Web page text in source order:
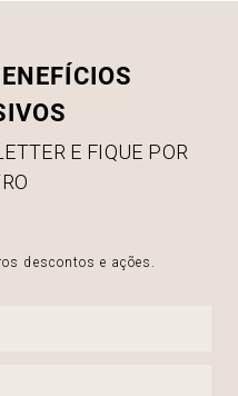
E FIQUE POR
descontos e ações.